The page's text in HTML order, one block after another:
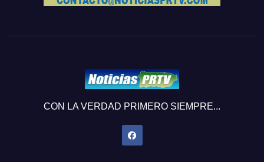
CON LA VERDAD PRIMERO SIEMPRE...